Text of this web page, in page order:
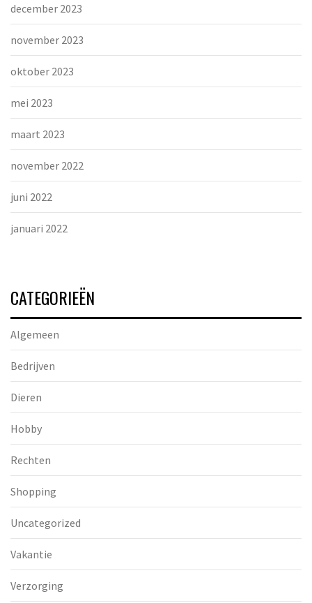
december 2023
november 2023
oktober 2023
mei 2023
maart 2023
november 2022
juni 2022
januari 2022
CATEGORIEËN
Algemeen
Bedrijven
Dieren
Hobby
Rechten
Shopping
Uncategorized
Vakantie
Verzorging